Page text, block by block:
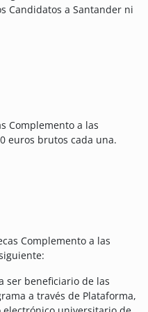
Candidatos a Santander ni
Complemento a las
euros brutos cada una.
Complemento a las
ser beneficiario de las
a través de Plataforma,